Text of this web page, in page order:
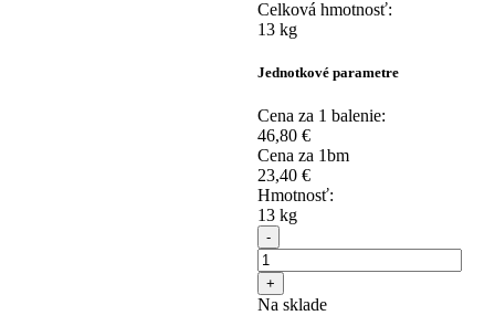
Celková hmotnosť:
13 kg
Jednotkové parametre
Cena za 1 balenie:
46,80 €
Cena za 1bm
23,40 €
Hmotnosť:
13 kg
Na sklade